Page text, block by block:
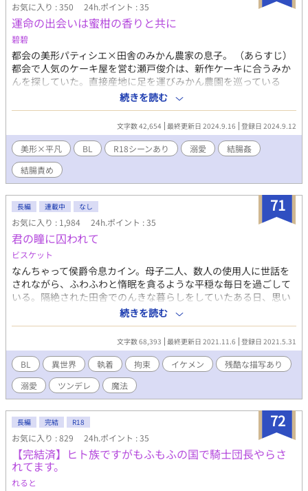
お気に入り : 350 24h.ポイント : 35
運命の出会いは蜜柑の香りと共に
碧碧
都会の美形パティシエ×田舎のみかん農家の息子。 （あらすじ）
都会で人気のケーキ屋を営む瀬戸俊介は、新作ケーキに合うみか
んを探していた。直接産地に足を運びみかん農園を巡っている
と、そこで働く橘橙矢と出会う。橘の作るみかんは瀬戸の求めて
いたものそのものだったうえ、ゲイである瀬戸にとって橘自身も
ドストライクだった。２つの運命的な出会いに瀬戸は舞い上が
り、思わず勢いで告白してしまう。 （R18シーンについて） ２話
以降、予告なく18禁シーンが入ります。内容は自慰、兜合わせ、
フェラ、結腸姦、中出し等。糖度高め（当社比）です。閲覧ご注
意ください。
続きを読む
文字数 42,654 最終更新日 2024.9.16 登録日 2024.9.12
美形×平凡 BL R18シーンあり 溺愛
結腸姦
結腸責め
71
長編 連載中 なし
お気に入り : 1,984 24h.ポイント : 35
君の瞳に囚われて
ビスケット
なんちゃって侯爵令息カイン。母子二人、数人の使用人に世話を
されながら、ふわふわと惰眠を貪るような平穏な毎日を過ごして
いる。隔絶された田舎でのんきな暮らしをしていたある日、思い
出す。 ここは正に、かつて妹がやっていた乙女ゲーム『貴公子達
の花園』の舞台であると。しかも将来豚の餌になる運命にある、
モブ令息のカインだ。ううむ、しかし分かったところで、すでに
どうしようもない状況である。なぜなら、俺はこの世界のことを
ほとんど知らないからだ。予備知識は、自分の運命が悪役令嬢の
手先となって破滅し、監禁、拷問、豚の餌という事だけ。妹が話
す内容はほとんど聞き流していたが、こいつのことだけは悲惨す
ぎて覚えていたに過ぎない。悪役令嬢が誰かも知らんが、何とか
回避できるように俺は、俺の出来ることをすることにする。
続きを読む
文字数 68,393 最終更新日 2021.11.6 登録日 2021.5.31
BL 異世界 執着 拘束 イケメン
残酷な描写あり
溺愛
ツンデレ 魔法
72
長編 完結 R18
お気に入り : 829 24h.ポイント : 35
【完結済】ヒト族ですがもふもふの国で騎士団長やらさ
れてます。
れると